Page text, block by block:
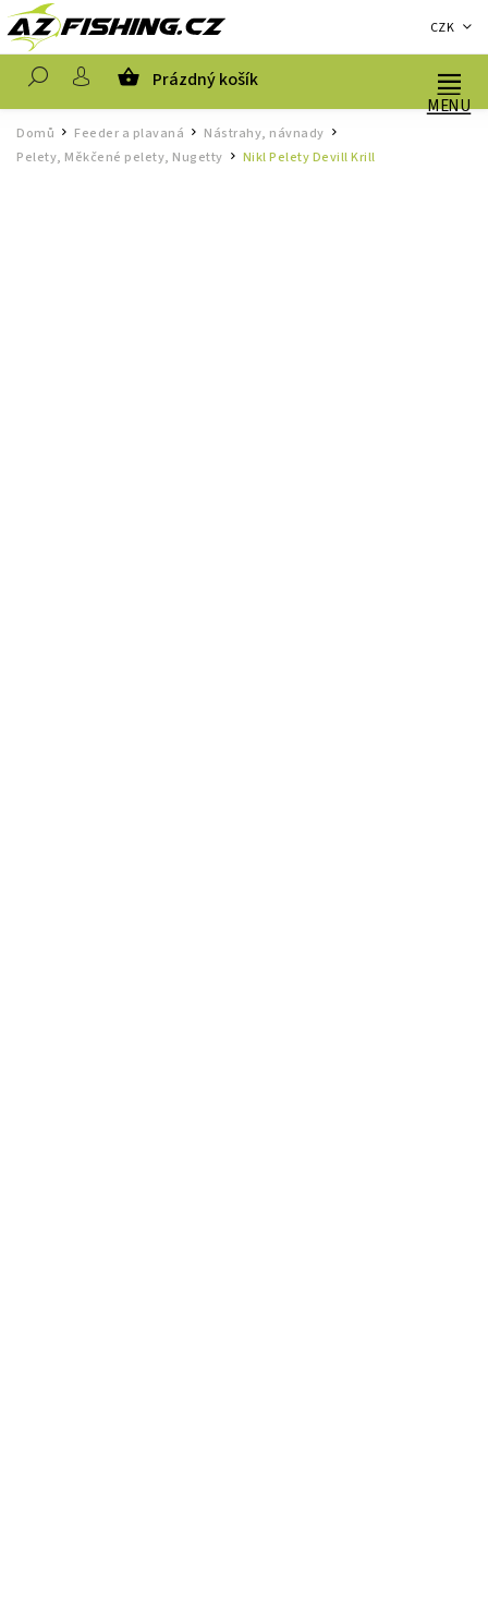
CZK
Prázdný košík
Domů / Feeder a plavaná / Nástrahy, návnady
Pelety, Měkčené pelety, Nugetty
Nikl Pelety Devill Krill